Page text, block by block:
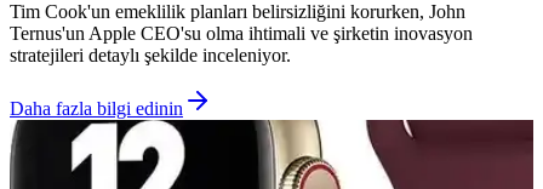
Tim Cook'un emeklilik planları belirsizliğini korurken, John
Ternus'un Apple CEO'su olma ihtimali ve şirketin inovasyon
stratejileri detaylı şekilde inceleniyor.
Daha fazla bilgi edinin